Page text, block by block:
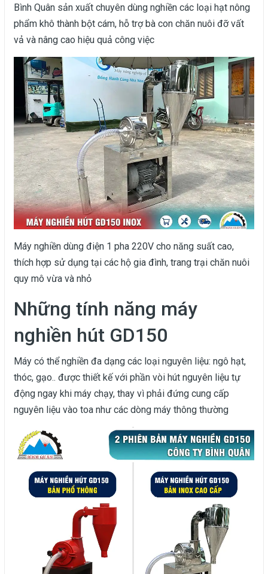
Bình Quân sản xuất chuyên dùng nghiền các loại hạt nông
phẩm khô thành bột cám, hỗ trợ bà con chăn nuôi đỡ vất
vả và nâng cao hiệu quả công việc
Máy nghiền dùng điện 1 pha 220V cho năng suất cao,
thích hợp sử dụng tại các hộ gia đình, trang trại chăn nuôi
quy mô vừa và nhỏ
Những tính năng máy
nghiền hút GD150
Máy có thể nghiền đa dạng các loại nguyên liệu: ngô hạt,
thóc, gạo.. được thiết kế với phần vòi hút nguyên liệu tự
động ngay khi máy chạy, thay vì phải đứng cung cấp
nguyên liệu vào toa như các dòng máy thông thường